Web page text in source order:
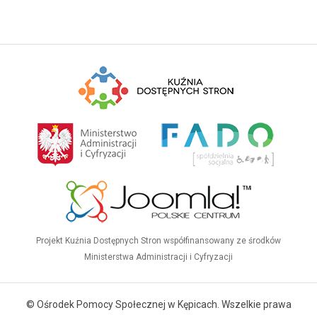
Projekt Kuźnia Dostępnych Stron współfinansowany ze środków
Ministerstwa Administracji i Cyfryzacji
© Ośrodek Pomocy Społecznej w Kępicach. Wszelkie prawa